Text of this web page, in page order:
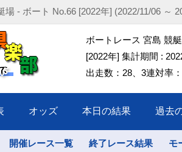
場 - ボート No.66 [2022年] (2022/11/06 ～
ボートレース 宮島 競
[2022年] 集計期間 :
出走数：28、3連対率
オッズ 本日の結果 過去
開催レース一覧 終了レース結果 モ